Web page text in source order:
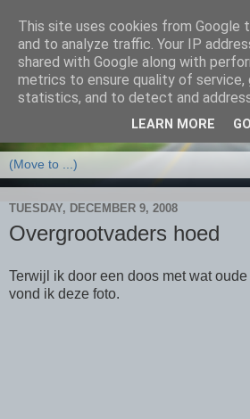
TUESDAY, DECEMBER 9, 2008
Overgrootvaders hoed
Terwijl ik door een doos met wat
vond ik deze foto.
This site uses cookies from Google
and to analyze traffic. Your IP
shared with Google along with
metrics to ensure quality of service,
statistics, and to detect and
LEARN MORE